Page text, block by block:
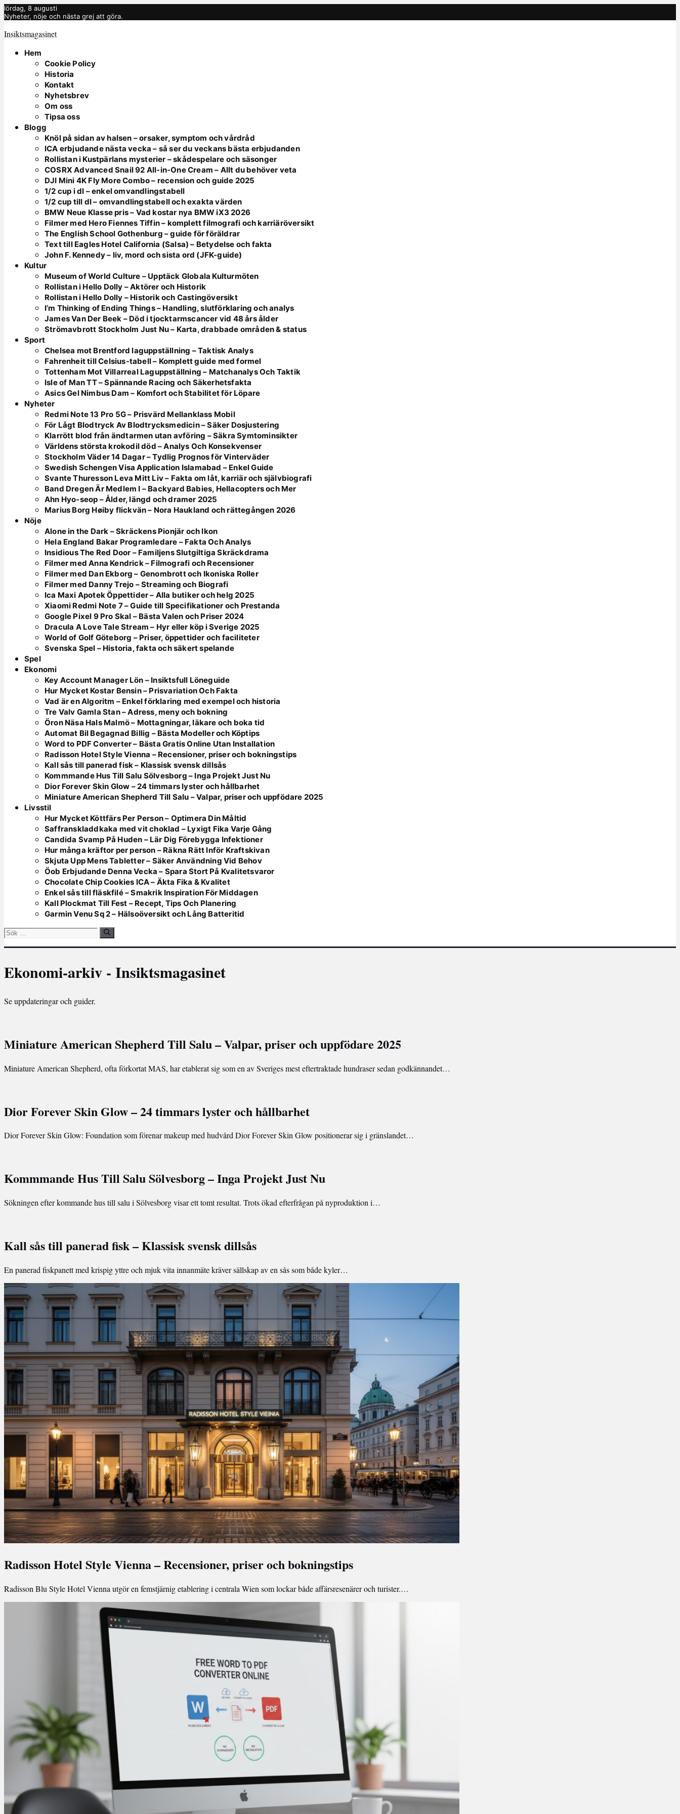
lördag, 8 augusti
Nyheter, nöje och nästa grej att göra.
Insiktsmagasinet
Hem
Cookie Policy
Historia
Kontakt
Nyhetsbrev
Om oss
Tipsa oss
Blogg
Knöl på sidan av halsen – orsaker, symptom och vårdråd
ICA erbjudande nästa vecka – så ser du veckans bästa erbjudanden
Rollistan i Kustpärlans mysterier – skådespelare och säsonger
COSRX Advanced Snail 92 All-in-One Cream – Allt du behöver veta
DJI Mini 4K Fly More Combo – recension och guide 2025
1/2 cup i dl – enkel omvandlingstabell
1/2 cup till dl – omvandlingstabell och exakta värden
BMW Neue Klasse pris – Vad kostar nya BMW iX3 2026
Filmer med Hero Fiennes Tiffin – komplett filmografi och karriäröversikt
The English School Gothenburg – guide för föräldrar
Text till Eagles Hotel California (Salsa) – Betydelse och fakta
John F. Kennedy – liv, mord och sista ord (JFK-guide)
Kultur
Museum of World Culture – Upptäck Globala Kulturmöten
Rollistan i Hello Dolly – Aktörer och Historik
Rollistan i Hello Dolly – Historik och Castingöversikt
I’m Thinking of Ending Things – Handling, slutförklaring och analys
James Van Der Beek – Död i tjocktarmscancer vid 48 års ålder
Strömavbrott Stockholm Just Nu – Karta, drabbade områden & status
Sport
Chelsea mot Brentford laguppställning – Taktisk Analys
Fahrenheit till Celsius-tabell – Komplett guide med formel
Tottenham Mot Villarreal Laguppställning – Matchanalys Och Taktik
Isle of Man TT – Spännande Racing och Säkerhetsfakta
Asics Gel Nimbus Dam – Komfort och Stabilitet för Löpare
Nyheter
Redmi Note 13 Pro 5G – Prisvärd Mellanklass Mobil
För Lågt Blodtryck Av Blodtrycksmedicin – Säker Dosjustering
Klarrött blod från ändtarmen utan avföring – Säkra Symtominsikter
Världens största krokodil död – Analys Och Konsekvenser
Stockholm Väder 14 Dagar – Tydlig Prognos för Vinterväder
Swedish Schengen Visa Application Islamabad – Enkel Guide
Svante Thuresson Leva Mitt Liv – Fakta om låt, karriär och självbiografi
Band Dregen Är Medlem I – Backyard Babies, Hellacopters och Mer
Ahn Hyo-seop – Ålder, längd och dramer 2025
Marius Borg Høiby flickvän – Nora Haukland och rättegången 2026
Nöje
Alone in the Dark – Skräckens Pionjär och Ikon
Hela England Bakar Programledare – Fakta Och Analys
Insidious The Red Door – Familjens Slutgiltiga Skräckdrama
Filmer med Anna Kendrick – Filmografi och Recensioner
Filmer med Dan Ekborg – Genombrott och Ikoniska Roller
Filmer med Danny Trejo – Streaming och Biografi
Ica Maxi Apotek Öppettider – Alla butiker och helg 2025
Xiaomi Redmi Note 7 – Guide till Specifikationer och Prestanda
Google Pixel 9 Pro Skal – Bästa Valen och Priser 2024
Dracula A Love Tale Stream – Hyr eller köp i Sverige 2025
World of Golf Göteborg – Priser, öppettider och faciliteter
Svenska Spel – Historia, fakta och säkert spelande
Spel
Ekonomi
Key Account Manager Lön – Insiktsfull Löneguide
Hur Mycket Kostar Bensin – Prisvariation Och Fakta
Vad är en Algoritm – Enkel förklaring med exempel och historia
Tre Valv Gamla Stan – Adress, meny och bokning
Öron Näsa Hals Malmö – Mottagningar, läkare och boka tid
Automat Bil Begagnad Billig – Bästa Modeller och Köptips
Word to PDF Converter – Bästa Gratis Online Utan Installation
Radisson Hotel Style Vienna – Recensioner, priser och bokningstips
Kall sås till panerad fisk – Klassisk svensk dillsås
Kommmande Hus Till Salu Sölvesborg – Inga Projekt Just Nu
Dior Forever Skin Glow – 24 timmars lyster och hållbarhet
Miniature American Shepherd Till Salu – Valpar, priser och uppfödare 2025
Livsstil
Hur Mycket Köttfärs Per Person – Optimera Din Måltid
Saffranskladdkaka med vit choklad – Lyxigt Fika Varje Gång
Candida Svamp På Huden – Lär Dig Förebygga Infektioner
Hur många kräftor per person – Räkna Rätt Inför Kraftskivan
Skjuta Upp Mens Tabletter – Säker Användning Vid Behov
Öob Erbjudande Denna Vecka – Spara Stort På Kvalitetsvaror
Chocolate Chip Cookies ICA – Äkta Fika & Kvalitet
Enkel sås till fläskfilé – Smakrik Inspiration För Middagen
Kall Plockmat Till Fest – Recept, Tips Och Planering
Garmin Venu Sq 2 – Hälsoöversikt och Lång Batteritid
Sök
Ekonomi-arkiv - Insiktsmagasinet
Se uppdateringar och guider.
Miniature American Shepherd Till Salu – Valpar, priser och uppfödare 2025
Miniature American Shepherd, ofta förkortat MAS, har etablerat sig som en av Sveriges mest eftertraktade hundraser sedan godkännandet…
Dior Forever Skin Glow – 24 timmars lyster och hållbarhet
Dior Forever Skin Glow: Foundation som förenar makeup med hudvård Dior Forever Skin Glow positionerar sig i gränslandet…
Kommmande Hus Till Salu Sölvesborg – Inga Projekt Just Nu
Sökningen efter kommande hus till salu i Sölvesborg visar ett tomt resultat. Trots ökad efterfrågan på nyproduktion i…
Kall sås till panerad fisk – Klassisk svensk dillsås
En panerad fiskpanett med krispig yttre och mjuk vita innanmäte kräver sällskap av en sås som både kyler…
Radisson Hotel Style Vienna – Recensioner, priser och bokningstips
Radisson Blu Style Hotel Vienna utgör en femstjärnig etablering i centrala Wien som lockar både affärsresenärer och turister.…